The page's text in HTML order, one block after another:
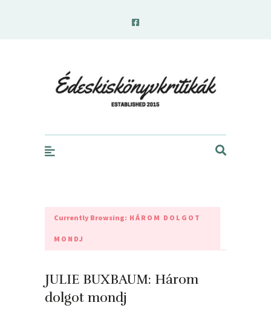
Currently Browsing: HÁROM DOLGOT
MONDJ
JULIE BUXBAUM: Három ​
dolgot mondj